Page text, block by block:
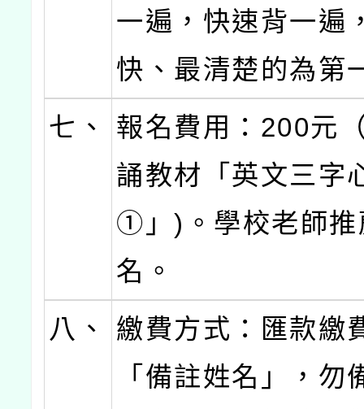
一遍，快速背一遍
快、最清楚的為第
七、
報名費用：200元
誦教材「英文三字
①」)。學校老師推
名。
八、
繳費方式：匯款繳
「備註姓名」，勿